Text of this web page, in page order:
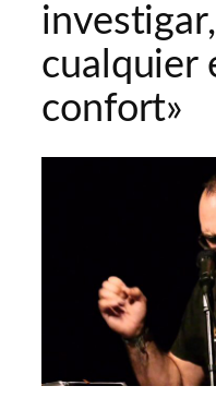
cualquier
confort»